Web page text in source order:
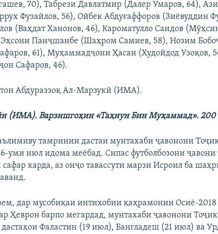
70), Табрези Давлатмир (Далер Умаров, 64),
Фузайлов, 56), Ойбек Абдуғаффоров (Зиёвуддин
(Ваҳдат Ханонов, 46), Кароматулло Саидов
Панҷшанбе (Шаҳром Самиев, 58), Нозим
61), Муҳаммадҷони Ҳасан (Худойдод Узоқов,
Сафаров, 46).
Абдураззоқ Ал-Марзукӣ (ИМА).
(ИМА).Варзишгоҳин «Таҳнун Бин Муҳаммад». 200
тамринии дастаи мунтахаби ҷавонони
уми июл идома меёбад. Сипас футболбозони ҷавони
карда, аз онҷо тавассути марзи Исроил ба
дар мусобиқаи интихобии қаҳрамонии Осиё-2018
Ҳеврон барпо мегардад, мунтахаби ҷавонони
дастаҳои Фаластин (19 июл), Бангладеш (21 июл) ва